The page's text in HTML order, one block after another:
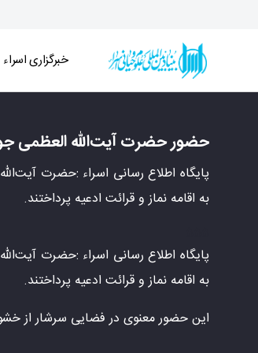
خبرگزاری اسراء
حضور حضرت آیت‌الله العظمی
پایگاه اطلاع رسانی اسراء :حضرت
به اقامه نماز و قرائت ادعیه پرداختند.
پایگاه اطلاع رسانی اسراء :حضرت
به اقامه نماز و قرائت ادعیه پرداختند.
این حضور معنوی در فضایی سرشار از